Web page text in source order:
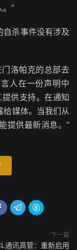
”
自杀事件没有涉及
洛帕克的总部去
人在一份声明中
供支持。在通知
给媒体。当我们从
提供最新消息。”
 
下一篇
通讯高管：重新启用